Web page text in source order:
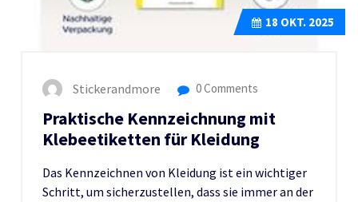
18 OKT. 2025
Stickerandmore 0 Comments
Praktische Kennzeichnung mit
Klebeetiketten für Kleidung
Das Kennzeichnen von Kleidung ist ein wichtiger
Schritt, um sicherzustellen, dass sie immer an der